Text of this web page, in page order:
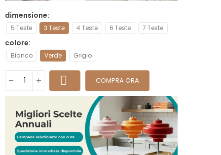
dimensione
5 Teste 3 Teste 4 Teste 6 Teste 7 Teste
colore
Bianco Verde Grigio
COMPRA ORA